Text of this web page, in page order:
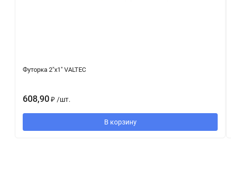
Футорка 2"х1" VALTEC
608,90₽ /шт.
В корзину